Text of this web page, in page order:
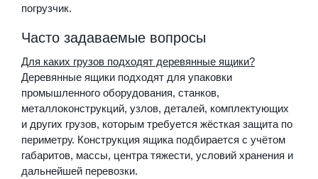
погрузчик.
Часто задаваемые вопросы
Для каких грузов подходят деревянные ящики?
Деревянные ящики подходят для упаковки
промышленного оборудования, станков,
металлоконструкций, узлов, деталей, комплектующих
и других грузов, которым требуется жёсткая защита по
периметру. Конструкция ящика подбирается с учётом
габаритов, массы, центра тяжести, условий хранения и
дальнейшей перевозки.